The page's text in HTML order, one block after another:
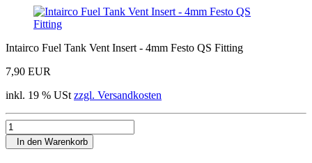
Intairco Fuel Tank Vent Insert - 4mm Festo QS Fitting
7,90 EUR
inkl. 19 % USt zzgl. Versandkosten
In den Warenkorb